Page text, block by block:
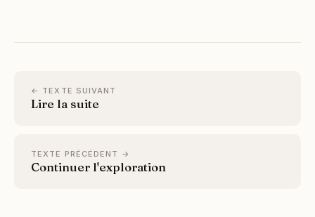
← TEXTE SUIVANT
Lire la suite
TEXTE PRÉCÉDENT →
Continuer l'exploration